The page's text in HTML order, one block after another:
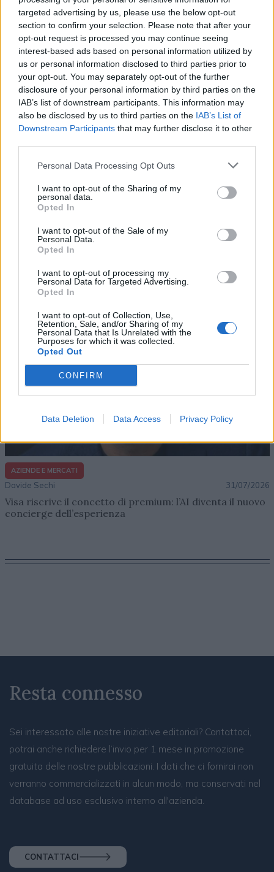
targeted advertising by us, please use the below opt-out
section to confirm your selection. Please note that after your
opt-out request is processed you may continue seeing
interest-based ads based on personal information utilized by
us or personal information disclosed to third parties prior to
your opt-out. You may separately opt-out of the further
disclosure of your personal information by third parties on the
IAB’s list of downstream participants. This information may
also be disclosed by us to third parties on the IAB’s List of
Downstream Participants that may further disclose it to other
Personal Data Processing Opt Outs
I want to opt-out of the Sharing of my
personal data.
Opted In
I want to opt-out of the Sale of my
Personal Data.
Opted In
I want to opt-out of processing my
Personal Data for Targeted Advertising.
Opted In
I want to opt-out of Collection, Use,
Retention, Sale, and/or Sharing of my
Personal Data that Is Unrelated with the
Purposes for which it was collected.
Opted Out
CONFIRM
Data Deletion Data Access Privacy Policy
Altri articoli che potrebbero piacerti
Davide Sechi 31/07/2026
Dal lusso circolare all’intelligenza artificiale: come
Lenush Saf costruisce un ecosistema tra creatività,
impresa e musica
AZIENDE E MERCATI
Davide Sechi 31/07/2026
Visa riscrive il concetto di premium: l’AI diventa il nuovo
concierge dell’esperienza
Resta connesso
Sei interessato alle nostre iniziative editoriali? Contattaci,
potrai anche richiedere l’invio per 1 mese in promozione
gratuita delle nostre pubblicazioni. I dati che ci fornirai non
verranno commercializzati in alcun modo, ma conservati nel
database ad uso esclusivo interno all'azienda.
CONTATTACI